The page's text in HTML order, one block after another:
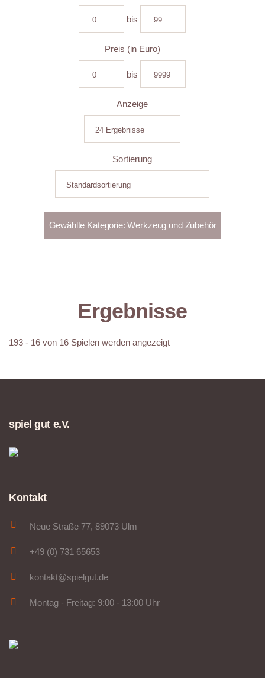
bis
Preis (in Euro)
bis
Anzeige
Sortierung
Ergebnisse
193 - 16 von 16 Spielen werden angezeigt
spiel gut e.V.
Kontakt
Neue Straße 77, 89073 Ulm
+49 (0) 731 65653
kontakt@spielgut.de
Montag - Freitag: 9:00 - 13:00 Uhr